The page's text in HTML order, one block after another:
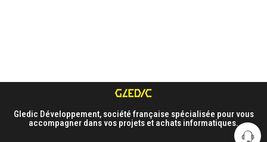
Gledic Développement, société française spécialisée pour vous
accompagner dans vos projets et achats informatiques.